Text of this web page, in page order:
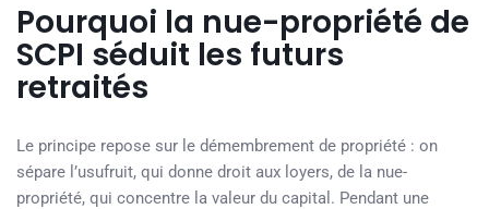
Pourquoi la nue-propriété de
SCPI séduit les futurs
retraités
Le principe repose sur le démembrement de propriété : on
sépare l’usufruit, qui donne droit aux loyers, de la nue-
propriété, qui concentre la valeur du capital. Pendant une